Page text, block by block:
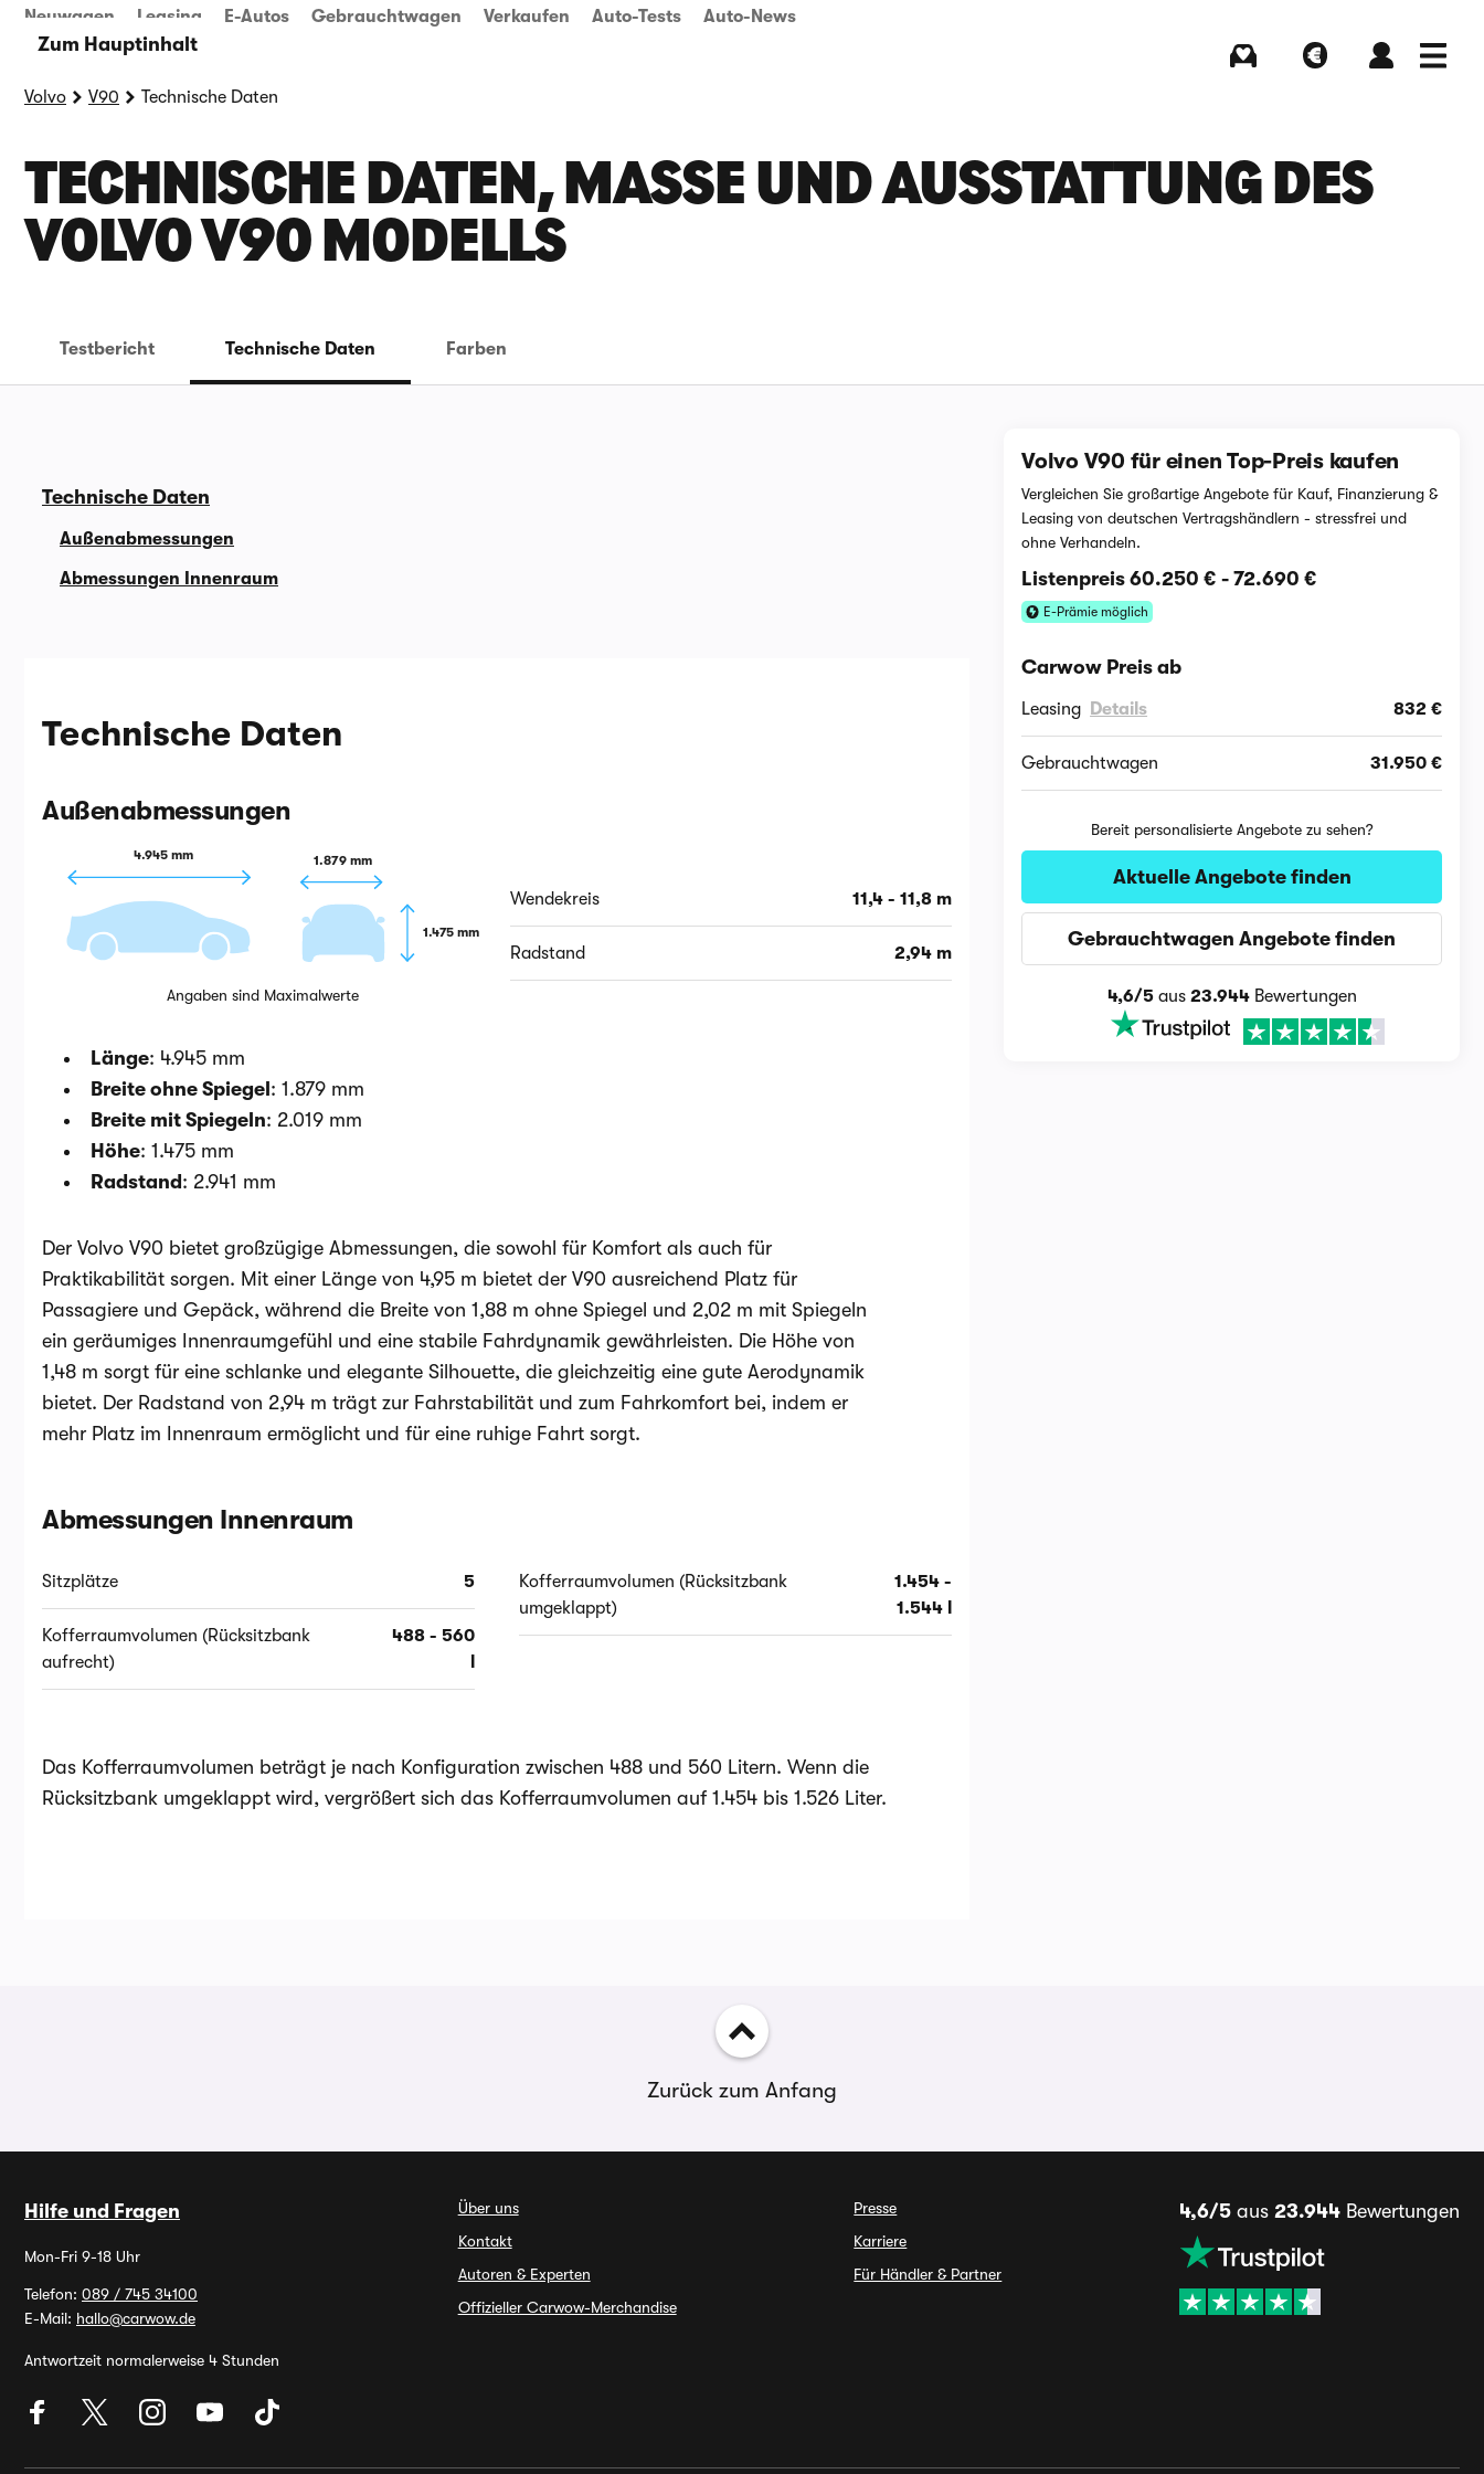
Zum Hauptinhalt
Neuwagen Leasing E-Autos Gebrauchtwagen Verkaufen Auto-Tests Auto-News
Volvo V90 Technische Daten
TECHNISCHE DATEN, MASSE UND AUSSTATTUNG DES V
OLVO V90 MODELLS
Testbericht Technische Daten Farben
Technische Daten
Außenabmessungen
Abmessungen Innenraum
Technische Daten
Außenabmessungen
4.945 mm 1.879 mm
1.475 mm
Angaben sind Maximalwerte
Wendekreis 11,4 - 11,8 m
Radstand 2,94 m
Länge: 4.945 mm
Breite ohne Spiegel : 1.879 mm
Breite mit Spiegeln: 2.019 mm
Höhe: 1.475 mm
Radstand : 2.941 mm
Der Volvo V90 bietet großzügige Abmessungen, die sowohl für Komfort als auch für
Praktikabilität sorgen. Mit einer Länge von 4,95 m bietet der V90 ausreichend Platz für
Passagiere und Gepäck, während die Breite von 1,88 m ohne Spiegel und 2,02 m mit Spiegeln
ein geräumiges Innenraumgefühl und eine stabile Fahrdynamik gewährleisten. Die Höhe von
1,48 m sorgt für eine schlanke und elegante Silhouette, die gleichzeitig eine gute Aerodynamik
bietet. Der Radstand von 2,94 m trägt zur Fahrstabilität und zum Fahrkomfort bei, indem er
mehr Platz im Innenraum ermöglicht und für eine ruhige Fahrt sorgt.
Abmessungen Innenraum
Sitzplätze 5
Kofferraumvolumen (Rücksitzbank
aufrecht)
488 - 560
Kofferraumvolumen (Rücksitzbank
umgeklappt)
1.454 -
1.544 l
Das Kofferraumvolumen beträgt je nach Konfiguration zwischen 488 und 560 Litern. Wenn die
Rücksitzbank umgeklappt wird, vergrößert sich das Kofferraumvolumen auf 1.454 bis 1.526 Liter.
Volvo V90 für einen Top-Preis kaufen
Vergleichen Sie großartige Angebote für Kauf, Finanzierung &
Leasing von deutschen Vertragshändlern - stressfrei und
ohne Verhandeln.
Listenpreis60.250 € -72.690 €
E-Prämie möglich
Carwow Preis ab
Leasing Details 832 €
Gebrauchtwagen 31.950 €
Bereit personalisierte Angebote zu sehen?
Aktuelle Angebote finden
Gebrauchtwagen Angebote finden
4,6/5aus 23.944Bewertungen
Zurück zum Anfang
Hilfe und Fragen
Mon-Fri 9-18 Uhr
Telefon: 089 / 745 34100
E-Mail: hallo@carwow.de
Antwortzeit normalerweise 4 Stunden
Über uns
Kontakt
Autoren & Experten
Offizieller Carwow-Merchandise
Presse
Karriere
Für Händler & Partner
4,6/5aus 23.944Bewertungen